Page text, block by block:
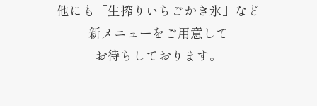
他にも「生搾りいちごかき氷」など
新メニューをご用意して
お待ちしております。